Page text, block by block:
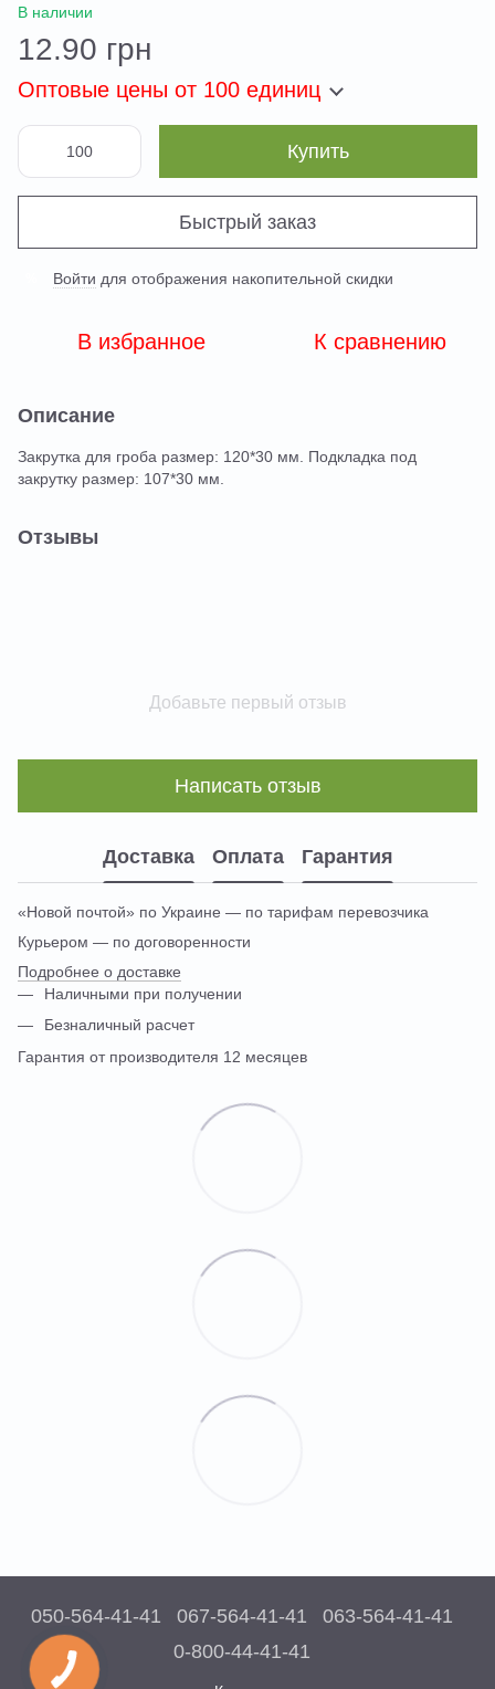
В наличии
12.90 грн
Оптовые цены от 100 единиц
Купить
Быстрый заказ
Войти для отображения накопительной скидки
В избранное К сравнению
Описание
Закрутка для гроба размер: 120*30 мм. Подкладка под
закрутку размер: 107*30 мм.
Отзывы
Добавьте первый отзыв
Написать отзыв
Доставка Оплата Гарантия
«Новой почтой» по Украине — по тарифам перевозчика
Курьером — по договоренности
Подробнее о доставке
Наличными при получении
Безналичный расчет
Гарантия от производителя 12 месяцев
050-564-41-41 067-564-41-41
063-564-41-41
0-800-44-41-41